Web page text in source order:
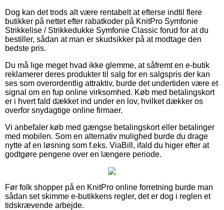
Dog kan det trods alt være rentabelt at efterse indtil flere
butikker på nettet efter rabatkoder på KnitPro Symfonie
Strikkelise / Strikkedukke Symfonie Classic forud for at du
bestiller, sådan at man er skudsikker på at modtage den
bedste pris.
Du må lige meget hvad ikke glemme, at såfremt en e-butik
reklamerer deres produkter til salg for en salgspris der kan
ses som overordentlig attraktiv, burde det undertiden være et
signal om en fup online virksomhed. Køb med betalingskort
er i hvert fald dækket ind under en lov, hvilket dækker os
overfor snydagtige online firmaer.
Vi anbefaler køb med gængse betalingskort eller betalinger
med mobilen. Som en alternativ mulighed burde du drage
nytte af en løsning som f.eks. ViaBill, ifald du higer efter at
godtgøre pengene over en længere periode.
Før folk shopper på en KnitPro online forretning burde man
sådan set skimme e-butikkens regler, det er dog i reglen et
tidskrævende arbejde.